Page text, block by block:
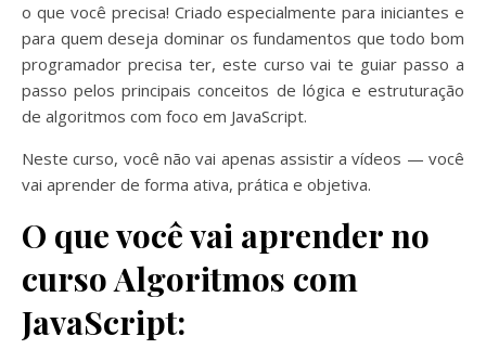
o que você precisa! Criado especialmente para iniciantes e
para quem deseja dominar os fundamentos que todo bom
programador precisa ter, este curso vai te guiar passo a
passo pelos principais conceitos de lógica e estruturação
de algoritmos com foco em JavaScript.
Neste curso, você não vai apenas assistir a vídeos — você
vai aprender de forma ativa, prática e objetiva.
O que você vai aprender no
curso Algoritmos com
JavaScript: